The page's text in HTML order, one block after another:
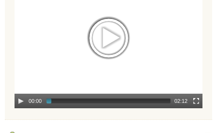
00:00 02:12